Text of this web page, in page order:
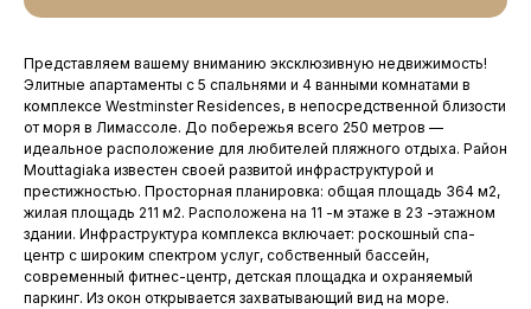
Представляем вашему вниманию эксклюзивную недвижимость!
Элитные апартаменты с 5 спальнями и 4 ванными комнатами в
комплексе Westminster Residences, в непосредственной близости
от моря в Лимассоле. До побережья всего 250 метров —
идеальное расположение для любителей пляжного отдыха. Район
Mouttagiaka известен своей развитой инфраструктурой и
престижностью. Просторная планировка: общая площадь 364 м2,
жилая площадь 211 м2. Расположена на 11 -м этаже в 23 -этажном
здании. Инфраструктура комплекса включает: роскошный спа-
центр с широким спектром услуг, собственный бассейн,
современный фитнес-центр, детская площадка и охраняемый
паркинг. Из окон открывается захватывающий вид на море.